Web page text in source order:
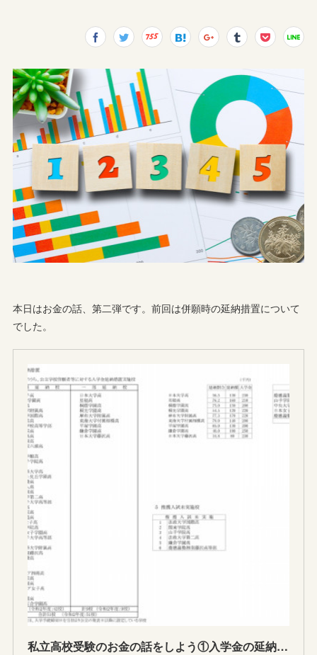
本日はお金の話、第二弾です。前回は併願時の延納措置について
でした。
私立高校受験のお金の話をしよう①入学金の延納措置(入学金納入を待ってくれる高校)2021